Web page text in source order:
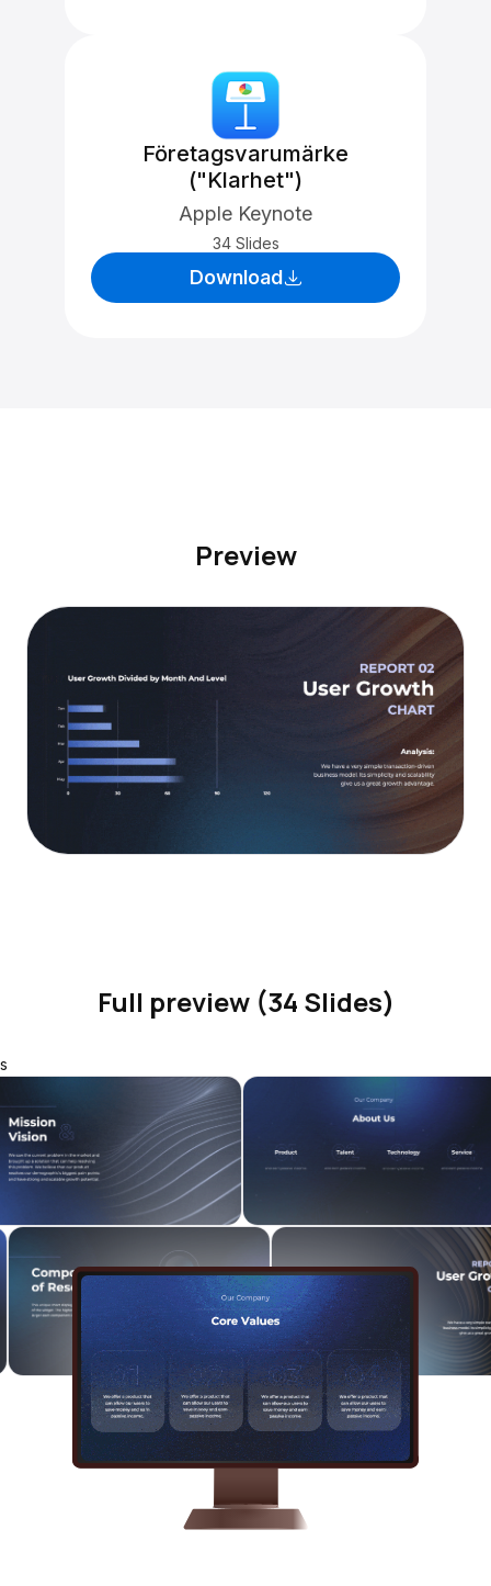
Företagsvarumärke
("Klarhet")
Apple Keynote
34 Slides
Download
Preview
Full preview (34 Slides)
s